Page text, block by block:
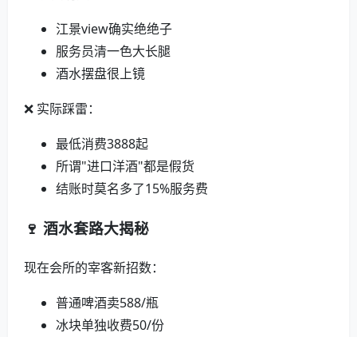
江景view确实绝绝子
服务员清一色大长腿
酒水摆盘很上镜
❌ 实际踩雷：
最低消费3888起
所谓"进口洋酒"都是假货
结账时莫名多了15%服务费
🍷 酒水套路大揭秘
现在会所的宰客新招数：
普通啤酒卖588/瓶
冰块单独收费50/份